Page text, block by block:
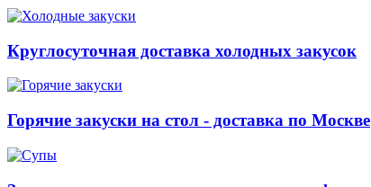
Круглосуточная доставка холодных закусок
Горячие закуски на стол - доставка по Москве